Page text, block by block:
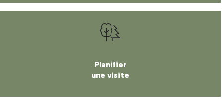
Planifier
une visite